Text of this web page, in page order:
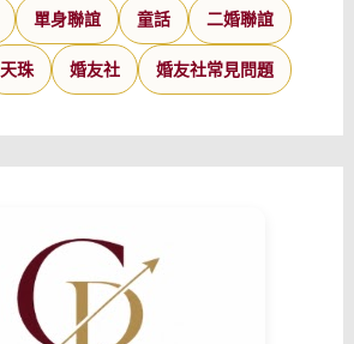
單身聯誼 童話 二婚聯誼
天珠 婚友社 婚友社常見問題